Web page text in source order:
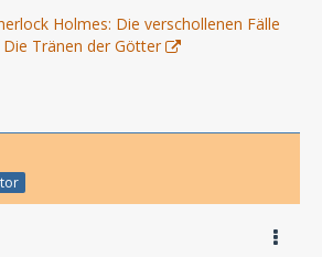
Holmes: Die verschollenen Fälle
Die Tränen der Götter